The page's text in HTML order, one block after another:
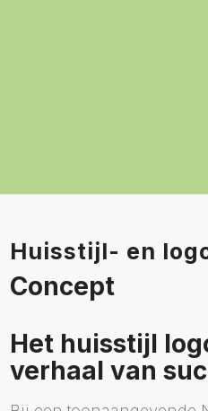
Huisstijl- en
Concept
Het huisstijl
verhaal van